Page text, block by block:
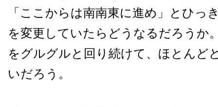
「ここからは南南東に進め」とひっ
を変更していたらどうなるだろうか
をグルグルと回り続けて、ほとんど
いだろう。